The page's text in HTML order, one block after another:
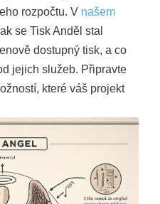
rozpočtu. V našem
se Tisk Anděl stal
dostupný tisk, a co
jejich služeb. Připravte
které váš projekt